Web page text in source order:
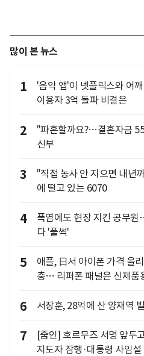
많이 본 뉴스
1
'음악 앱'이 넷플릭스와 어
이용자 3억 돌파 비결은
2
"파혼할까요?…결혼자금
신부
3
"직접 농사 안 지으면 내년
에 떨고 있는 6070
4
폭염에도 현장 지킨 공무
다 '풀썩'
5
애플, 日서 아이폰 가격 올
충… 리퍼폰 패널은 신제품
6 서장훈, 28억에 산 양재역
7
[줌인] 호르무즈 서명 앞두
지도자 잠행·대통령 사임설